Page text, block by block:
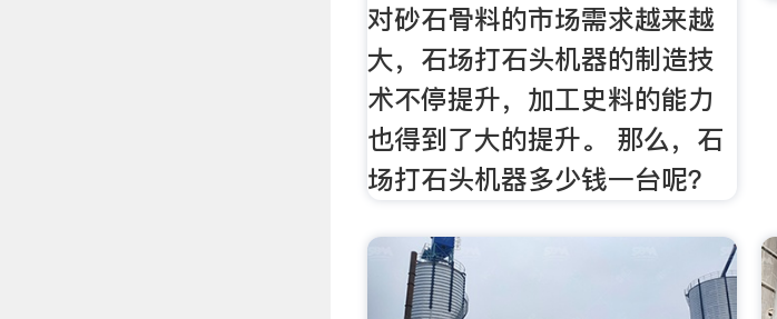
对砂石骨料的市场需求越来越
大，石场打石头机器的制造技
术不停提升，加工史料的能力
也得到了大的提升。 那么，石
场打石头机器多少钱一台呢？